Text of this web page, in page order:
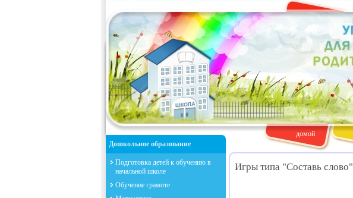
домой
Дошкольное образование
Подготовка детей к обучению в
начальной школе
Обучение грамоте
Игры типа "Составь слово"